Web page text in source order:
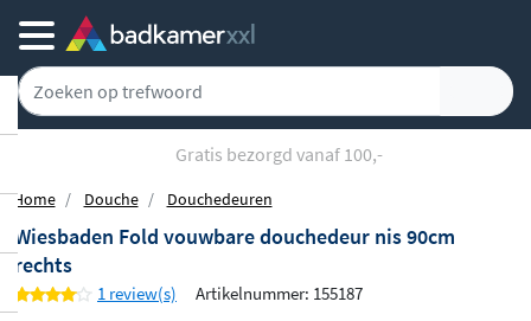
Gratis bezorgd vanaf 100,-
Home Douche Douchedeuren
Wiesbaden Fold vouwbare douchedeur nis 90cm
rechts
1 review(s) Artikelnummer: 155187